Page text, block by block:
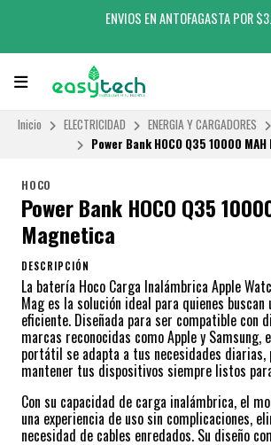
ENVIOS EN ANTOFAGASTA POR
Inicio ELECTRICIDAD ENERGIA Y CARGADORES
Power Bank HOCO Q35 10000
HOCO
Power Bank HOCO Q35
Magnetica
DESCRIPCIÓN
La batería Hoco Carga Inalámbrica Apple
Mag es la solución ideal para quienes
eficiente. Diseñada para ser compatible con
marcas reconocidas como Apple y Samsung,
portátil se adapta a tus necesidades
mantener tus dispositivos siempre listos
Con su capacidad de carga inalámbrica, el
una experiencia de uso sin complicaciones,
necesidad de cables enredados. Su diseño